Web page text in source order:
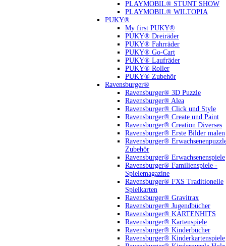
PLAYMOBIL® STUNT SHOW
PLAYMOBIL® WILTOPIA
PUKY®
My first PUKY®
PUKY® Dreiräder
PUKY® Fahrräder
PUKY® Go-Cart
PUKY® Laufräder
PUKY® Roller
PUKY® Zubehör
Ravensburger®
Ravensburger® 3D Puzzle
Ravensburger® Alea
Ravensburger® Click und Style
Ravensburger® Create und Paint
Ravensburger® Creation Diverses
Ravensburger® Erste Bilder malen
Ravensburger®
Zubehör
Ravensburger® Erwachsenenspiele
Ravensburger® Familienspiele -
Spielemagazine
Ravensburger® FXS Traditionelle
Spielkarten
Ravensburger® Gravitrax
Ravensburger® Jugendbücher
Ravensburger® KARTENHITS
Ravensburger® Kartenspiele
Ravensburger® Kinderbücher
Ravensburger® Kinderkartenspiele